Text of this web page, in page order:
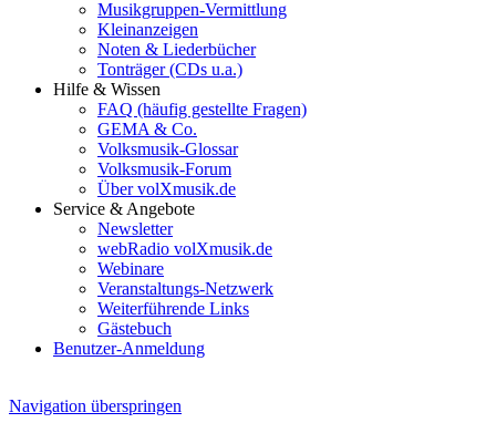
Musikgruppen-Vermittlung
Kleinanzeigen
Noten & Liederbücher
Tonträger (CDs u.a.)
Hilfe & Wissen
FAQ (häufig gestellte Fragen)
GEMA & Co.
Volksmusik-Glossar
Volksmusik-Forum
Über volXmusik.de
Service & Angebote
Newsletter
webRadio volXmusik.de
Webinare
Veranstaltungs-Netzwerk
Weiterführende Links
Gästebuch
Benutzer-Anmeldung
Navigation überspringen